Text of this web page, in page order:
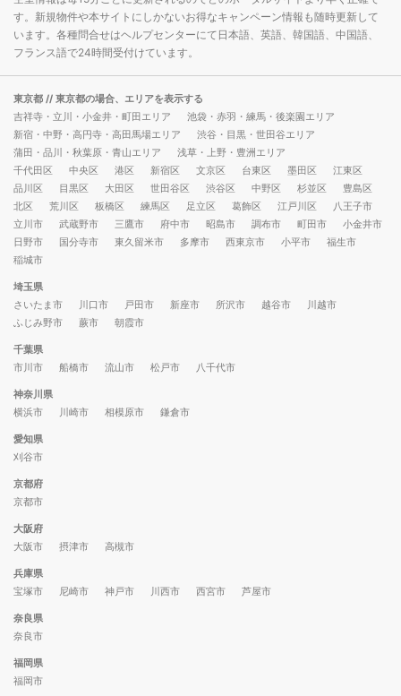
す。新規物件や本サイトにしかないお得なキャンペーン情報も随時更新して
います。各種問合せはヘルプセンターにて日本語、英語、韓国語、中国語、
フランス語で24時間受付けています。
東京都 // 東京都の場合、エリアを表示する
吉祥寺・立川・小金井・町田エリア
池袋・赤羽・練馬・後楽園エリア
新宿・中野・高円寺・高田馬場エリア
渋谷・目黒・世田谷エリア
蒲田・品川・秋葉原・青山エリア
浅草・上野・豊洲エリア
千代田区
中央区 港区 新宿区 文京区 台東区 墨田区
江東区
品川区
目黒区 大田区 世田谷区 渋谷区 中野区 杉並区
豊島区
北区
荒川区 板橋区 練馬区 足立区 葛飾区 江戸川区
八王子市
立川市
武蔵野市 三鷹市 府中市 昭島市 調布市 町田市
小金井市
日野市
国分寺市 東久留米市 多摩市 西東京市 小平市
福生市
稲城市
埼玉県
さいたま市
川口市 戸田市 新座市 所沢市 越谷市
川越市
ふじみ野市
蕨市 朝霞市
千葉県
市川市
船橋市 流山市 松戸市 八千代市
神奈川県
横浜市
川崎市 相模原市 鎌倉市
愛知県
刈谷市
京都府
京都市
大阪府
大阪市
摂津市 高槻市
兵庫県
宝塚市
尼崎市 神戸市 川西市 西宮市 芦屋市
奈良県
奈良市
福岡県
福岡市